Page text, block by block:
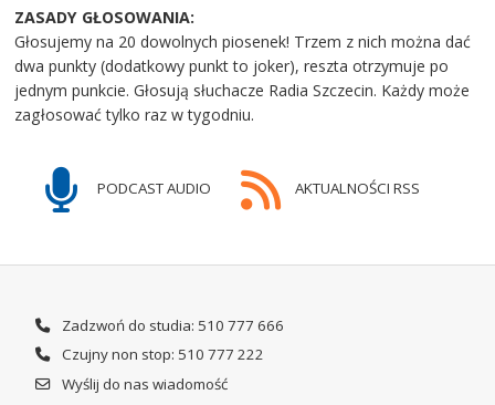
ZASADY GŁOSOWANIA:
Głosujemy na 20 dowolnych piosenek! Trzem z nich można dać
dwa punkty (dodatkowy punkt to joker), reszta otrzymuje po
jednym punkcie. Głosują słuchacze Radia Szczecin. Każdy może
zagłosować tylko raz w tygodniu.
PODCAST AUDIO AKTUALNOŚCI RSS
Zadzwoń do studia: 510 777 666
Czujny non stop: 510 777 222
Wyślij do nas wiadomość